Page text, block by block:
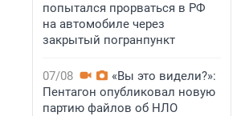
попытался прорваться в РФ
на автомобиле через
закрытый погранпункт
07/08
«Вы это видели?»:
Пентагон опубликовал новую
партию файлов об НЛО